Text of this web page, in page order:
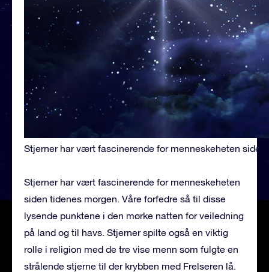
Stjerner har vært fascinerende for menneskeheten siden
Stjerner har vært fascinerende for menneskeheten
siden tidenes morgen. Våre forfedre så til disse
lysende punktene i den mørke natten for veiledning
på land og til havs. Stjerner spilte også en viktig
rolle i religion med de tre vise menn som fulgte en
strålende stjerne til der krybben med Frelseren lå.